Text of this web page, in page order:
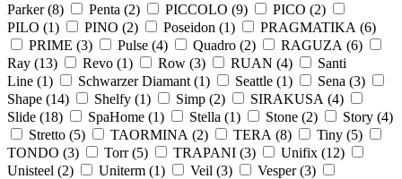
Parker (8) Penta (2) PICCOLO (9) PICO (2)
PILO (1) PINO (2) Poseidon (1) PRAGMATIKA (6)
PRIME (3) Pulse (4) Quadro (2) RAGUZA (6)
Ray (13) Revo (1) Row (3) RUAN (4)
Santi
Line (1) Schwarzer Diamant (1) Seattle (1) Sena (3)
Shape (14) Shelfy (1) Simp (2) SIRAKUSA (4)
Slide (18) SpaHome (1) Stella (1) Stone (2) Story (4)
Stretto (5) TAORMINA (2) TERA (8) Tiny (5)
TONDO (3) Torr (5) TRAPANI (3) Unifix (12)
Unisteel (2) Uniterm (1) Veil (3) Vesper (3)